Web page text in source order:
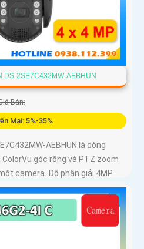
DS-2SE7C432MW-AEBHUN
Bán:
Mại: 5%-35%
AEBHUN là dòng
góc rộng và PTZ zoom
camera. Độ phân giải 4MP
H